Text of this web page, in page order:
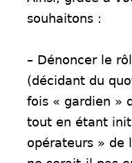
souhaitons :
– Dénoncer le
(décidant du
fois « gardien »
tout en étant
opérateurs » de